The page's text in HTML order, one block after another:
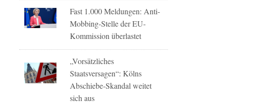
Fast 1.000 Meldungen: Anti-
Mobbing-Stelle der EU-
Kommission überlastet
„Vorsätzliches
Staatsversagen“: Kölns
Abschiebe-Skandal weitet
sich aus